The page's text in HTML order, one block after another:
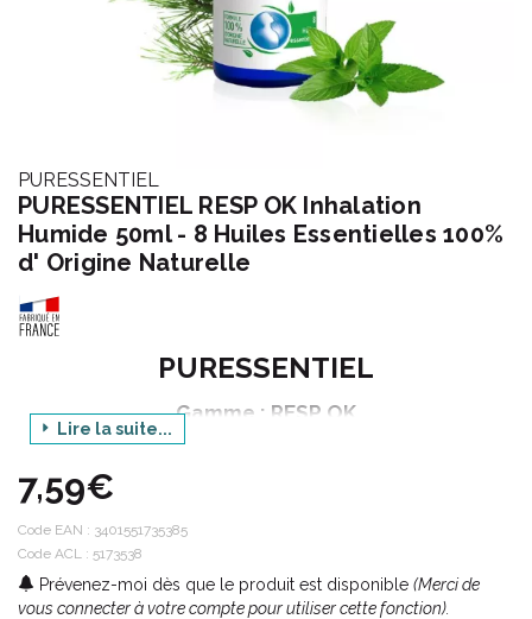
PURESSENTIEL
PURESSENTIEL RESP OK Inhalation
Humide 50ml - 8 Huiles Essentielles 100%
d' Origine Naturelle
PURESSENTIEL
Gamme : RESP OK
Produit : INHALATION HUMIDE
Respiratoire / Resp OK® :
La réponse naturelle pour faciliter le bien-être et lutter contre
Lire la suite...
7,59€
Code EAN : 3401551735385
Code ACL : 5173538
Prévenez-moi dès que le produit est disponible (Merci de
vous connecter à votre compte pour utiliser cette fonction).